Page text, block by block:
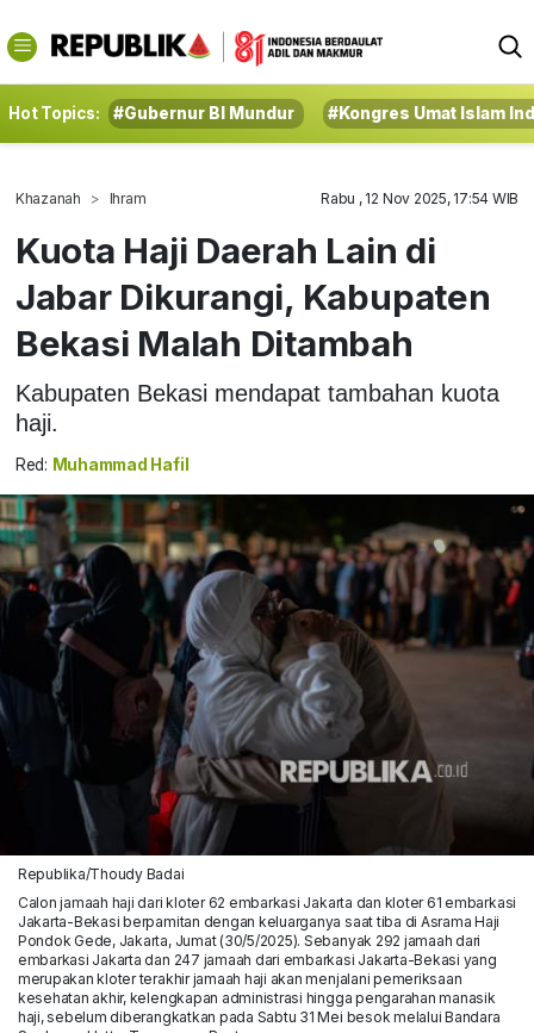
Hot Topics: #Gubernur BI Mundur #Kongres Umat Islam
Khazanah Ihram Rabu , 12 Nov 2025, 17:54 WIB
Kuota Haji Daerah Lain di
Jabar Dikurangi, Kabupaten
Bekasi Malah Ditambah
Kabupaten Bekasi mendapat tambahan kuota
haji.
Red: Muhammad Hafil
Republika/Thoudy Badai
Calon jamaah haji dari kloter 62 embarkasi Jakarta dan kloter 61 embarkasi
Jakarta-Bekasi berpamitan dengan keluarganya saat tiba di Asrama Haji
Pondok Gede, Jakarta, Jumat (30/5/2025). Sebanyak 292 jamaah dari
embarkasi Jakarta dan 247 jamaah dari embarkasi Jakarta-Bekasi yang
merupakan kloter terakhir jamaah haji akan menjalani pemeriksaan
kesehatan akhir, kelengkapan administrasi hingga pengarahan manasik
haji, sebelum diberangkatkan pada Sabtu 31 Mei besok melalui Bandara